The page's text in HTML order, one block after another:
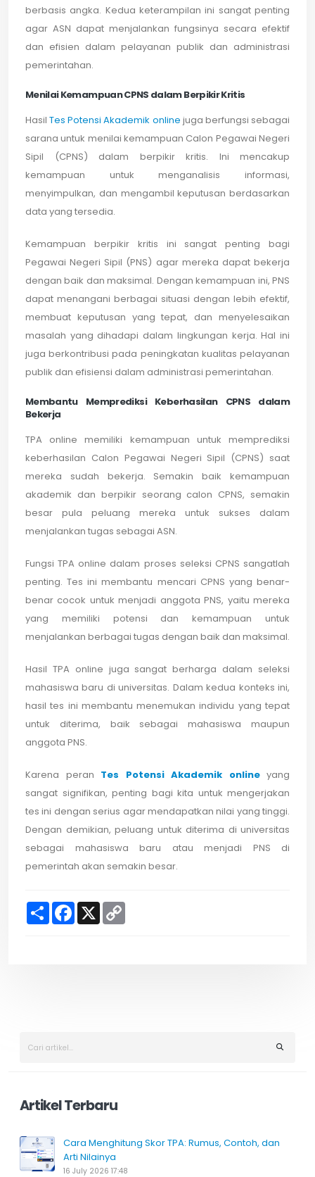
berbasis angka. Kedua keterampilan ini sangat penting
agar ASN dapat menjalankan fungsinya secara efektif
dan efisien dalam pelayanan publik dan administrasi
pemerintahan.
Menilai Kemampuan CPNS dalam Berpikir Kritis
HasilTes Potensi Akademik online juga berfungsi sebagai
sarana untuk menilai kemampuan Calon Pegawai Negeri
Sipil (CPNS) dalam berpikir kritis. Ini mencakup
kemampuan untuk menganalisis informasi,
menyimpulkan, dan mengambil keputusan berdasarkan
data yang tersedia.
Kemampuan berpikir kritis ini sangat penting bagi
Pegawai Negeri Sipil (PNS) agar mereka dapat bekerja
dengan baik dan maksimal. Dengan kemampuan ini, PNS
dapat menangani berbagai situasi dengan lebih efektif,
membuat keputusan yang tepat, dan menyelesaikan
masalah yang dihadapi dalam lingkungan kerja. Hal ini
juga berkontribusi pada peningkatan kualitas pelayanan
publik dan efisiensi dalam administrasi pemerintahan.
Membantu Memprediksi Keberhasilan CPNS dalam
Bekerja
TPA online memiliki kemampuan untuk memprediksi
keberhasilan Calon Pegawai Negeri Sipil (CPNS) saat
mereka sudah bekerja. Semakin baik kemampuan
akademik dan berpikir seorang calon CPNS, semakin
besar pula peluang mereka untuk sukses dalam
menjalankan tugas sebagai ASN.
Fungsi TPA online dalam proses seleksi CPNS sangatlah
penting. Tes ini membantu mencari CPNS yang benar-
benar cocok untuk menjadi anggota PNS, yaitu mereka
yang memiliki potensi dan kemampuan untuk
menjalankan berbagai tugas dengan baik dan maksimal.
Hasil TPA online juga sangat berharga dalam seleksi
mahasiswa baru di universitas. Dalam kedua konteks ini,
hasil tes ini membantu menemukan individu yang tepat
untuk diterima, baik sebagai mahasiswa maupun
anggota PNS.
Karena peran Tes Potensi Akademik onlineyang
sangat signifikan, penting bagi kita untuk mengerjakan
tes ini dengan serius agar mendapatkan nilai yang tinggi.
Dengan demikian, peluang untuk diterima di universitas
sebagai mahasiswa baru atau menjadi PNS di
pemerintah akan semakin besar.
S
F
X
Artikel Terbaru
Cara Menghitung Skor TPA: Rumus, Contoh, dan
Arti Nilainya
16 July 2026 17:48